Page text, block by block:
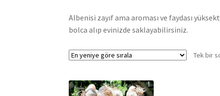
Albenisi zayıf ama aroması ve faydası
bolca alıp evinizde saklayabilirsiniz.
Tek bir